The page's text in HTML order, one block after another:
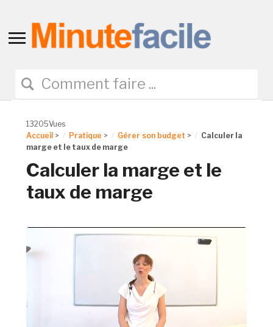
Toggle
navigation
13205Vues
Accueil > Pratique > Gérer son budget >
Calculer la
marge et le taux de marge
Calculer la marge et le
taux de marge